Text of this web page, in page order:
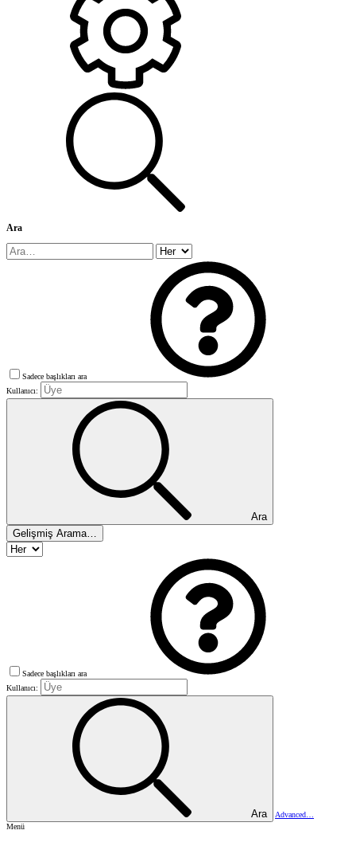
Ara
Sadece başlıkları ara
Kullanıcı:
Ara
Gelişmiş Arama…
Sadece başlıkları ara
Kullanıcı:
Ara
Advanced…
Menü